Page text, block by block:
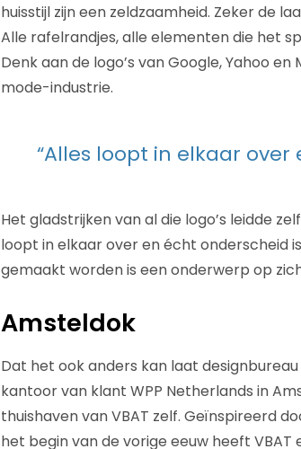
huisstijl zijn een zeldzaamheid. Zeker de
Alle rafelrandjes, alle elementen die het
Denk aan de logo’s van Google, Yahoo
mode-industrie.
“Alles loopt in elkaar
Het gladstrijken van al die logo’s leidde
loopt in elkaar over en écht onderscheid
gemaakt worden is een onderwerp op
Amsteldok
Dat het ook anders kan laat
kantoor van klant WPP Netherlands in
thuishaven van VBAT zelf. Geïnspireerd
het begin van de vorige eeuw heeft